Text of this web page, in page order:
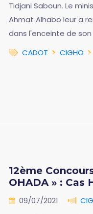
Tidjani Saboun. Le
Ahmat Alhabo leur a
dans l'enceinte de
CADOT
CIGHO
12ème
OHADA » : Cas
09/07/2021